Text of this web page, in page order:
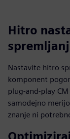
Hitro
Nastavite hitro
komponent
plug-and-play
samodejno
znanje ni